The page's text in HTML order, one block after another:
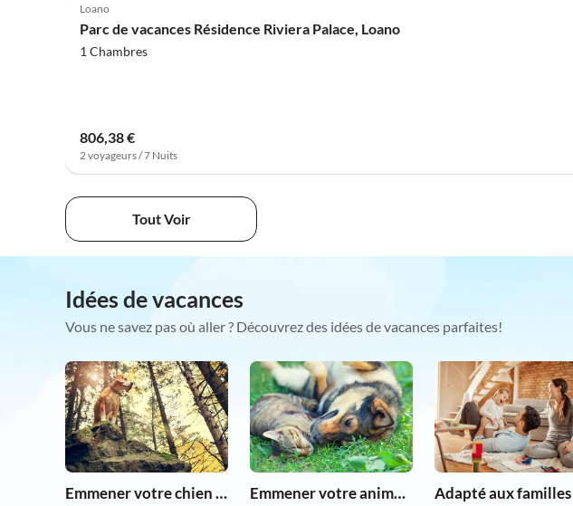
Loano
Parc de vacances Résidence Riviera Palace, Loano
1 Chambres
806,38 €
2 voyageurs / 7 Nuits
Tout Voir
Idées de vacances
Vous ne savez pas où aller ? Découvrez des idées de vacances parfaites!
Emmener votre chien en vacances Emmener votre animal en vacances Adapté aux familles